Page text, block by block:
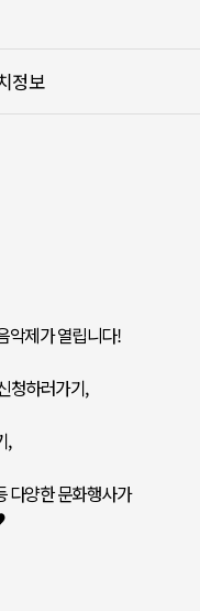
정보
악제가 열립니다!
청하러가기,
,
다양한 문화행사가